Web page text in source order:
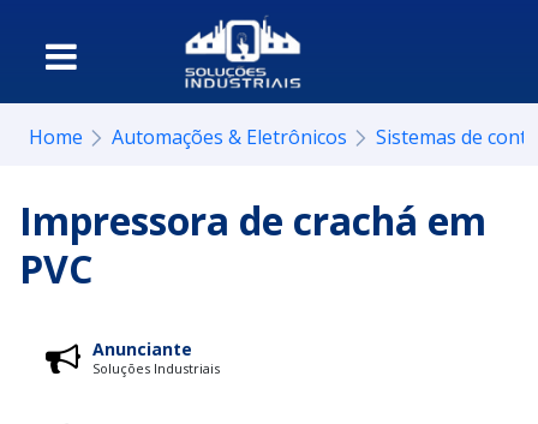
Home Automações & Eletrônicos Sistemas de
Impressora de crachá em
PVC
Anunciante
Soluções Industriais